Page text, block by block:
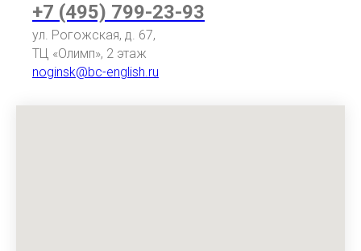
+7 (495) 799-23-93
ул. Рогожская, д. 67,
ТЦ «Олимп», 2 этаж
noginsk@bc-english.ru